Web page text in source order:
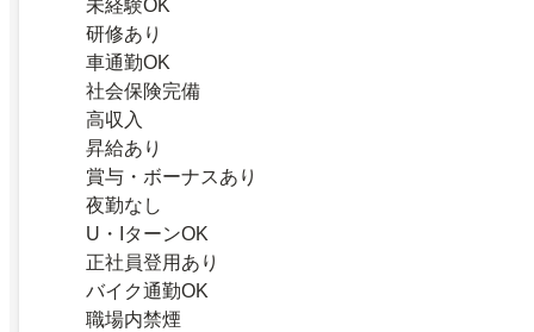
未経験OK
研修あり
車通勤OK
社会保険完備
高収入
昇給あり
賞与・ボーナスあり
夜勤なし
U・IターンOK
正社員登用あり
バイク通勤OK
職場内禁煙